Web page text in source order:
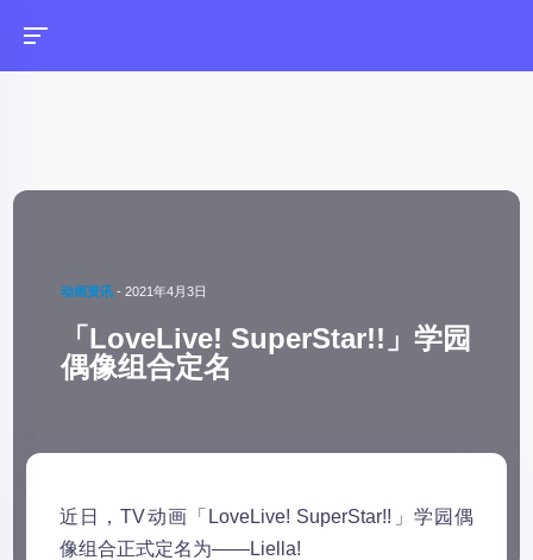
动画资讯 -2021年4月3日
「LoveLive! SuperStar!!」学园
偶像组合定名
近日，TV动画「LoveLive! SuperStar!!」学园偶
像组合正式定名为——Liella!